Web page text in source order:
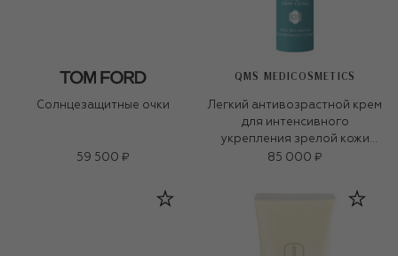
Солнцезащитные очки
59 500 ₽
QMS MEDICOSMETICS
Легкий антивозрастной крем
для интенсивного
укрепления зрелой кожи
«3D-коллаген» (50ml)
85 000 ₽